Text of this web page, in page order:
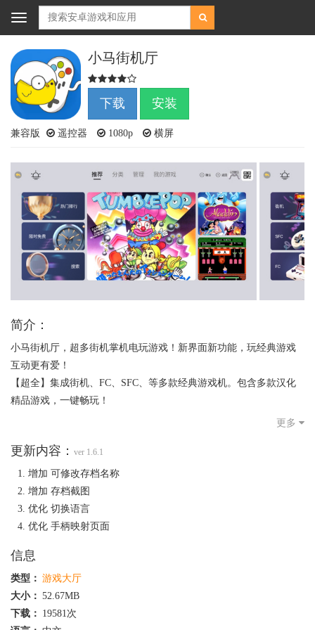
Toggle
navigation
小马街机厅
下载 安装
兼容版 遥控器 1080p 横屏
简介：
小马街机厅，超多街机掌机电玩游戏！新界面新功能，玩经典游戏
互动更有爱！
【超全】集成街机、FC、SFC、等多款经典游戏机。包含多款汉化
精品游戏，一键畅玩！
【超懂你】支持存档/云存档，支持本地游戏，支持小鸡手柄！
更多
更新内容： ver 1.6.1
增加 可修改存档名称
增加 存档截图
优化 切换语言
优化 手柄映射页面
信息
类型： 游戏大厅
大小： 52.67MB
下载： 19581次